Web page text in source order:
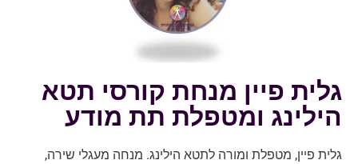
גלית פיין מנחת קורסי תטא
הילינג ומטפלת תת מודע
גלית פיין, מטפלת ומורה לתטא הילינג. מנחה מעגלי שירה,